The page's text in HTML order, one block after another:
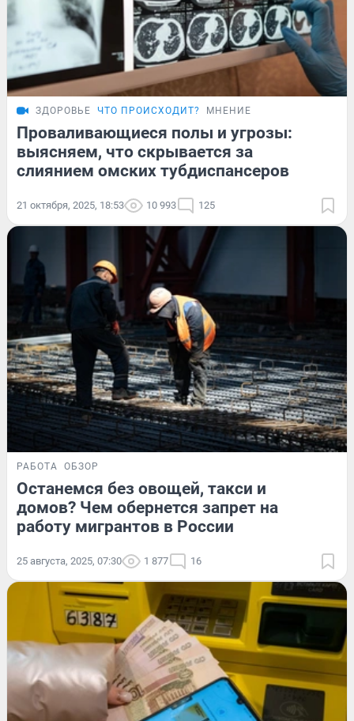
ЗДОРОВЬЕ ЧТО ПРОИСХОДИТ? МНЕНИЕ
Проваливающиеся полы и угрозы:
выясняем, что скрывается за
слиянием омских тубдиспансеров
21 октября, 2025, 18:53 10 993 125
РАБОТА ОБЗОР
Останемся без овощей, такси и
домов? Чем обернется запрет на
работу мигрантов в России
25 августа, 2025, 07:30 1 877 16